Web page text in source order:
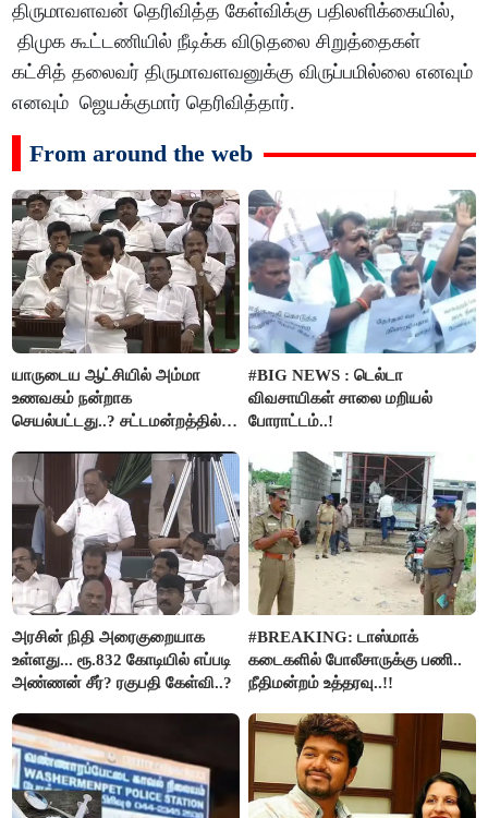
திருமாவளவன் தெரிவித்த கேள்விக்கு பதிலளிக்கையில்,
திமுக கூட்டணியில் நீடிக்க விடுதலை சிறுத்தைகள்
கட்சித் தலைவர் திருமாவளவனுக்கு விருப்பமில்லை எனவும்
எனவும் ஜெயக்குமார் தெரிவித்தார்.
From around the web
யாருடைய ஆட்சியில் அம்மா
உணவகம் நன்றாக
செயல்பட்டது..? சட்டமன்றத்தில்
#BIG NEWS : டெல்டா
விவசாயிகள் சாலை மறியல்
போராட்டம்..!
அரசின் நிதி அரைகுறையாக
உள்ளது... ரூ.832 கோடியில் எப்படி
அண்ணன் சீர்? ரகுபதி கேள்வி..?
#BREAKING: டாஸ்மாக்
கடைகளில் போலீசாருக்கு பணி..
நீதிமன்றம் உத்தரவு..!!